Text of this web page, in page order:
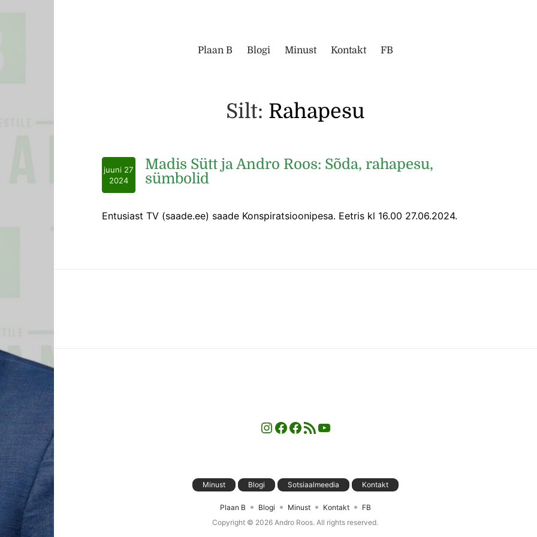
Plaan B Blogi Minust Kontakt FB
Silt: Rahapesu
juuni 27
2024
Madis Sütt ja Andro Roos: Sõda, rahapesu,
sümbolid
Entusiast TV (saade.ee) saade Konspiratsioonipesa. Eetris kl 16.00 27.06.2024.
Instagram
Facebook
Facebook
RSS-voogYouTube
Minust Blogi Sotsiaalmeedia Kontakt
Plaan B Blogi Minust Kontakt
FB
Copyright © 2026Andro Roos. All rights reserved.